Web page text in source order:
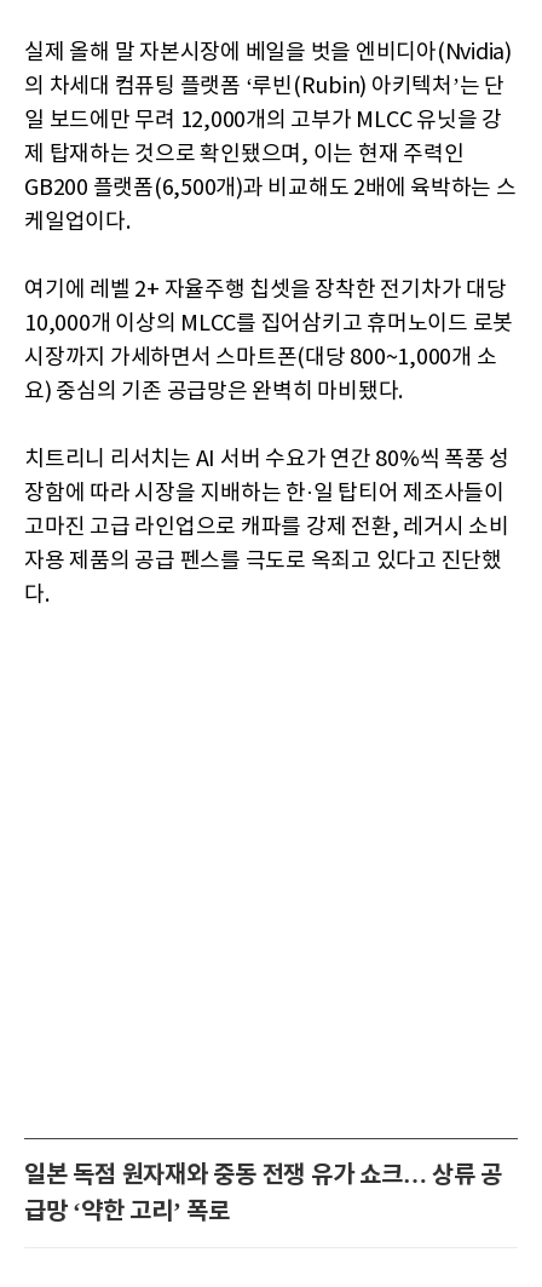
실제 올해 말 자본시장에 베일을 벗을 엔비디아(Nvidia)
의 차세대 컴퓨팅 플랫폼 ‘루빈(Rubin) 아키텍처’는 단
일 보드에만 무려 12,000개의 고부가 MLCC 유닛을 강
제 탑재하는 것으로 확인됐으며, 이는 현재 주력인
GB200 플랫폼(6,500개)과 비교해도 2배에 육박하는 스
케일업이다.
여기에 레벨 2+ 자율주행 칩셋을 장착한 전기차가 대당
10,000개 이상의 MLCC를 집어삼키고 휴머노이드 로봇
시장까지 가세하면서 스마트폰(대당 800~1,000개 소
요) 중심의 기존 공급망은 완벽히 마비됐다.
치트리니 리서치는 AI 서버 수요가 연간 80%씩 폭풍 성
장함에 따라 시장을 지배하는 한·일 탑티어 제조사들이
고마진 고급 라인업으로 캐파를 강제 전환, 레거시 소비
자용 제품의 공급 펜스를 극도로 옥죄고 있다고 진단했
다.
일본 독점 원자재와 중동 전쟁 유가 쇼크… 상류 공
급망 ‘약한 고리’ 폭로